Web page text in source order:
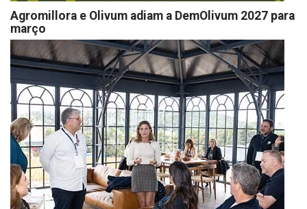
Agromillora e Olivum adiam a DemOlivum 2027 para
março